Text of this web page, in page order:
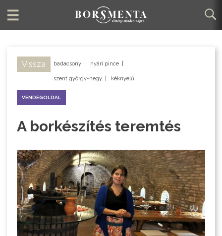
Vissza badacsony nyári pince
szent györgy-hegy kéknyelű
VENDÉGOLDAL
A borkészítés teremtés